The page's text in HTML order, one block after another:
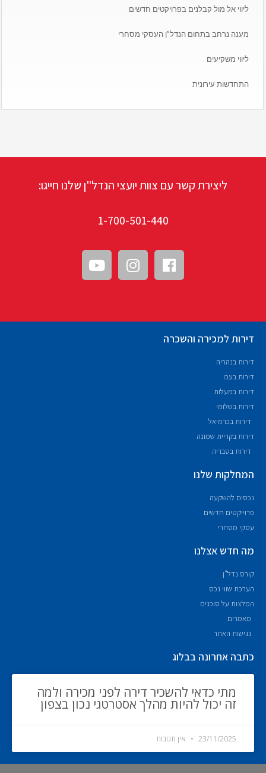
ליווי אל מול קבלנים בפרויקטים חדשים
מענה נרחב בתחום הנדל”ן העסקי מסחרי
ליווי משקיעים
התחדשות עירונית
ליצירת קשר עם צוות יועצי הנדל"ן שלנו חייגו:
1-700-501-440
דירות למכירה והשכרה
דירות בנהריה
דירות בעכו
דירות במעלות
דירות בשלומי
דירות בכרמיאל
דירות בקריית שמונה
דירות בטבריה
המחלקות שלנו
נכסים להשקעה
פרוייקטים חדשים
עסקי מסחרי
מה חדש אצלנו
קורס נדל"ן
הערכת שווי נכס
המלצות על סוכנים
מאמרים
נגישות האתר
כתבה אחרונה בבלוג
מתי כדאי להשכיר דירה לפני מכירה ולמה
זה יכול להיות מהלך אסטרטגי נכון בצפון
23/11/2025 אין תגובות